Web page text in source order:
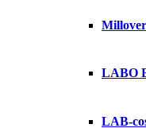
LABO
LAB-